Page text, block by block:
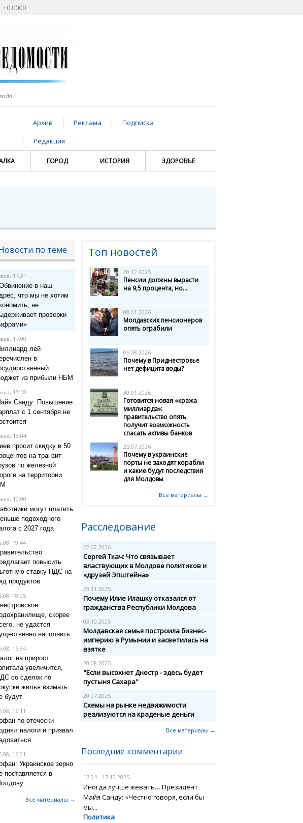
+0.0000
Архив Реклама
Подписка
Редакция
ГОРОД ИСТОРИЯ ЗДОРОВЬЕ
по теме
, 17:31
в наш
что мы не хотим
не
проверки
, 17:00
лей
в
из прибыли НБМ
, 13:18
Санду: Повышение
с 1 сентября не
, 13:04
просит скидку в 50
на транзит
по железной
на территории
, 10:00
могут платить
подоходного
с 2027 года
19:44
повысить
ставку НДС на
продуктов
18:05
скорее
не удастся
наполнить
16:34
на прирост
увеличится,
со сделок по
жилья взимать
будут
16:11
по-отечески
налоги и призвал
16:01
Украинское зерно
поставляется в
Все материалы →
Топ новостей
20.12.2025
Пенсии должны вырасти
на 9,5 процента, но...
08.01.2026
Молдавских пенсионеров
опять ограбили
05.08.2026
Почему в Приднестровье
нет дефицита воды?
30.01.2026
Готовится новая «кража
миллиарда»:
правительство опять
получит возможность
спасать активы банков
25.07.2026
Почему в украинские
порты не заходят корабли
и какие будут последствия
для Молдовы
Все материалы →
Расследование
22.02.2026
Сергей Ткач: Что связывает
властвующих в Молдове политиков и
«друзей Эпштейна»
23.11.2025
Почему Илие Илашку отказался от
гражданства Республики Молдова
03.10.2025
Молдавская семья построила бизнес-
империю в Румынии и засветилась на
взятке
20.08.2025
"Если высохнет Днестр - здесь будет
пустыня Сахара"
20.07.2025
Схемы на рынке недвижимости
реализуются на краденые деньги
Все материалы →
Последние комментарии
17:04 - 17.10.2025
Иногда лучше жевать… Президент
Майя Санду: «Честно говоря, если бы
мы...
Политика